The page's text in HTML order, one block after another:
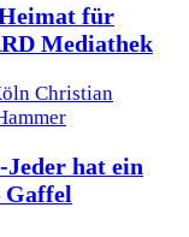
für
Mediathek
Jeder hat ein
Gaffel